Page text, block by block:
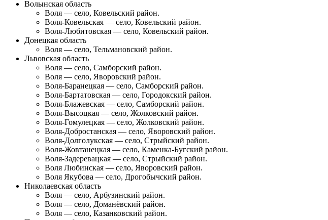
Волынская область
Воля — село, Ковельский район.
Воля-Ковельская — село, Ковельский район.
Воля-Любитовская — село, Ковельский район.
Донецкая область
Воля — село, Тельмановский район.
Львовская область
Воля — село, Самборский район.
Воля — село, Яворовский район.
Воля-Баранецкая — село, Самборский район.
Воля-Бартатовская — село, Городокский район.
Воля-Блажевская — село, Самборский район.
Воля-Высоцкая — село, Жолковский район.
Воля-Гомулецкая — село, Жолковский район.
Воля-Добростанская — село, Яворовский район.
Воля-Долголукская — село, Стрыйский район.
Воля-Жовтанецкая — село, Каменка-Бугский район.
Воля-Задеревацкая — село, Стрыйский район.
Воля Любинская — село, Яворовский район.
Воля Якубова — село, Дрогобычский район.
Николаевская область
Воля — село, Арбузинский район.
Воля — село, Доманёвский район.
Воля — село, Казанковский район.